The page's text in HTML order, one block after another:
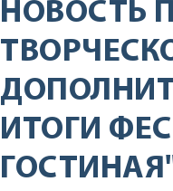
НОВОСТЬ
ИТОГИ